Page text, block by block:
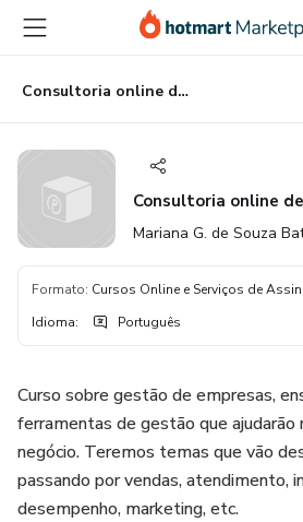
para
conteúdo
principal
para
pagamento
para
rodapé
Consultoria online de Gestão Empresarial
Consultoria online
Mariana G. de Souza
Formato: Cursos Online e Serviços de
Idioma: Português
Curso sobre gestão de empresas,
ferramentas de gestão que ajudarão
negócio. Teremos temas que vão
passando por vendas, atendimento,
desempenho, marketing, etc.